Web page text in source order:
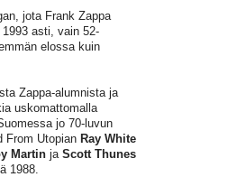
jota Frank Zappa
asti, vain 52-
elossa kuin
Zappa-alumnista ja
uskomattomalla
jo 70-luvun
From Utopian Ray White
Martinja Scott Thunes
1988.